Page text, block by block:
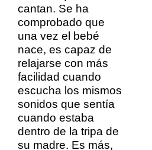
cantan. Se ha
comprobado que
una vez el bebé
nace, es capaz de
relajarse con más
facilidad cuando
escucha los mismos
sonidos que sentía
cuando estaba
dentro de la tripa de
su madre. Es más,